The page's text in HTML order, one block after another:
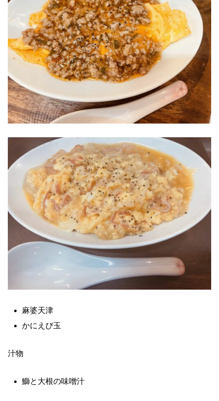
麻婆天津
かにえび玉
汁物
鰤と大根の味噌汁